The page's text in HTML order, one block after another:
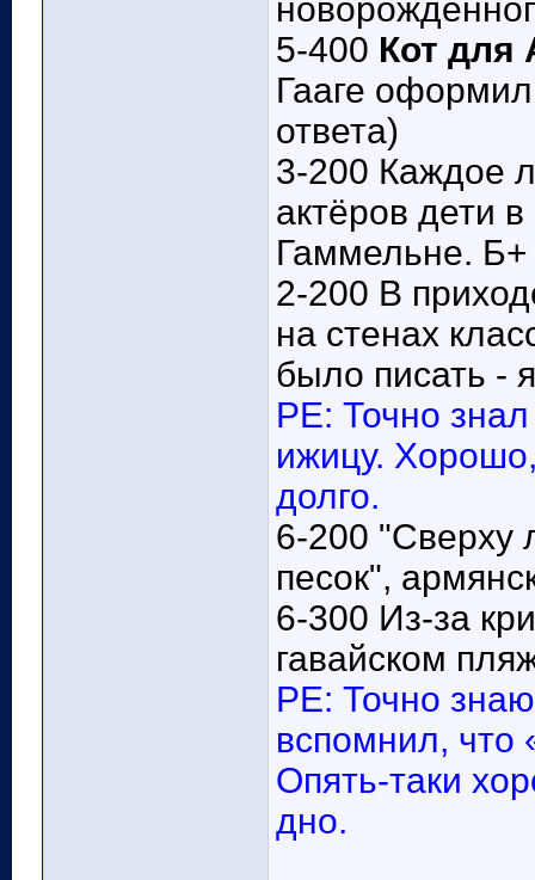
5-400 Кот для
Гааге
ответа)
3-200 Каждое
актёров дети
Гаммельне. Б+
2-200 В
на стенах
было писать -
РЕ: Точно
ижицу.
долго.
6-200 "Сверху
песок",
6-300 Из-за
гавайском
РЕ: Точно
вспомнил, что
Опять-таки
дно.